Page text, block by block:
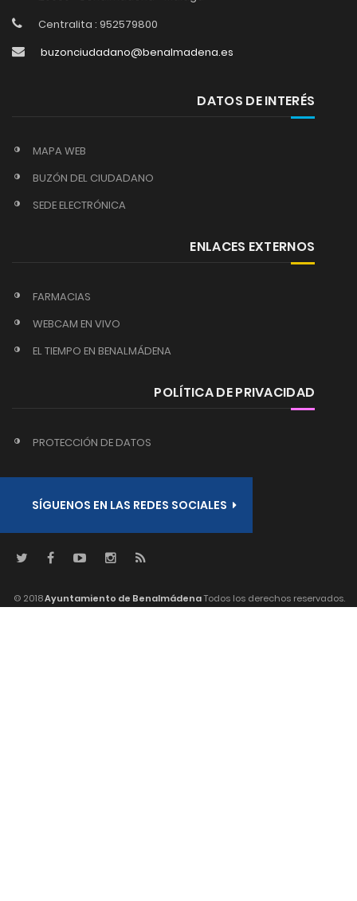
Centralita : 952579800
buzonciudadano@benalmadena.es
DATOS DE INTERÉS
MAPA WEB
BUZÓN DEL CIUDADANO
SEDE ELECTRÓNICA
ENLACES EXTERNOS
FARMACIAS
WEBCAM EN VIVO
EL TIEMPO EN BENALMÁDENA
POLÍTICA DE PRIVACIDAD
PROTECCIÓN DE DATOS
SÍGUENOS EN LAS REDES SOCIALES
© 2018Ayuntamiento de BenalmádenaTodos los derechos reservados.